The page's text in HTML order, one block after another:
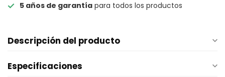
5 años de garantía para todos los productos
Descripción del producto
Especificaciones